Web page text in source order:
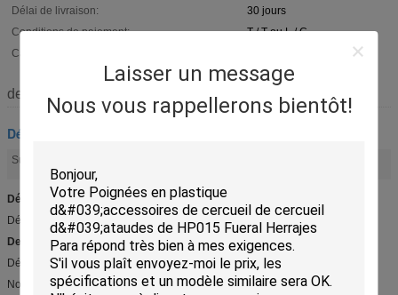
Laisser un message
Nous vous rappellerons bientôt!
Délai de livraison:
30 jours
Conditions de paiement:
T / T ou L / C
Capacité d'approvisionnement:
description de
Décoration de pierre tombale
Surligner:
Détail rapide :
Décoration en laiton pour la pierre tombale BD001
Description :
Décoration en laiton pour la pierre tombale BD001
No. de modèle : BD001